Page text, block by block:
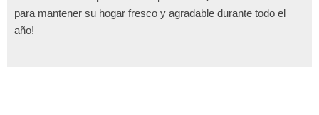
para mantener su hogar fresco y agradable durante todo el
año!